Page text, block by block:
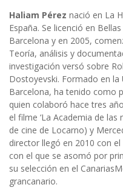
Haliam Pérez nació en La
España. Se licenció en
Barcelona y en 2005,
Teoría, análisis y
investigación versó sobre
Dostoyevski. Formado en la
Barcelona, ha tenido como
quien colaboró hace tres
el filme ‘La Academia de las
de cine de Locarno) y
director llegó en 2010 con el
con el que se asomó por
su selección en el
grancanario.